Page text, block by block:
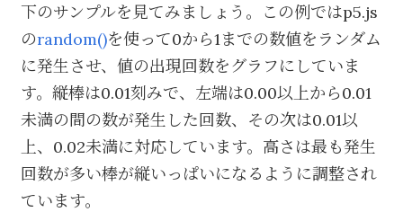
下のサンプルを見てみましょう。この例ではp5.js
のrandom()を使って0から1までの数値をランダム
に発生させ、値の出現回数をグラフにしていま
す。縦棒は0.01刻みで、左端は0.00以上から0.01
未満の間の数が発生した回数、その次は0.01以
上、0.02未満に対応しています。高さは最も発生
回数が多い棒が縦いっぱいになるように調整され
ています。